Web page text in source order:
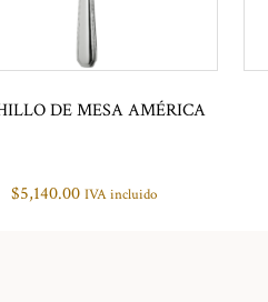
DE MESA AMÉRICA
$5,140.00 IVA incluido